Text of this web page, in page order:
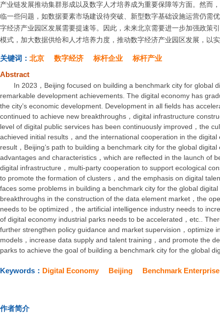
产业链发展推动集群形成以及数字人才培养成为重要保障等方面。然而
临一些问题，如数据要素市场建设待突破、新型数字基础设施运营仍需
字经济产业园区发展需要提速等。因此，未来北京需要进一步加强政策
模式，加大数据供给和人才培养力度，推动数字经济产业园区发展，以
关键词： 北京 数字经济 标杆企业
标杆产业
Abstract
In 2023，Beijing focused on building a benchmark city for global
remarkable development achievements. The digital economy has
the city’s economic development. Development in all fields has
continued to achieve new breakthroughs，digital infrastructure
level of digital public services has been continuously improved，the
achieved initial results，and the international cooperation in the
result，Beijing’s path to building a benchmark city for the global
advantages and characteristics，which are reflected in the launch of
digital infrastructure，multi-party cooperation to support ecological
to promote the formation of clusters，and the emphasis on digital
faces some problems in building a benchmark city for the global
breakthroughs in the construction of the data element market，the
needs to be optimized，the artificial intelligence industry needs to
of digital economy industrial parks needs to be accelerated，etc..
further strengthen policy guidance and market supervision，optimize
models，increase data supply and talent training，and promote the
parks to achieve the goal of building a benchmark city for the global
Keywords： Digital Economy Beijing Benchmark Enterprise
作者简介